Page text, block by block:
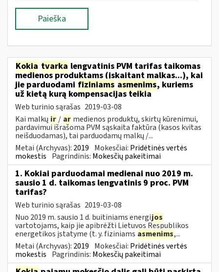
Paieška
Kokia tvarka lengvatinis PVM tarifas taikomas
medienos produktams (įskaitant malkas...), kai
jie parduodami fiziniams asmenims, kuriems
už kietą kurą kompensacijas teikia
Web turinio sąrašas 2019-03-08
Kai malkų ir / ar medienos produktų, skirtų kūrenimui,
pardavimui išrašoma PVM sąskaita faktūra (kasos kvitas
neišduodamas), tai parduodamų malkų /...
Metai (Archyvas): 2019 Mokesčiai: Pridėtinės vertės
mokestis Pagrindinis: Mokesčių pakeitimai
1. Kokiai parduodamai medienai nuo 2019 m.
sausio 1 d. taikomas lengvatinis 9 proc. PVM
tarifas?
Web turinio sąrašas 2019-03-08
Nuo 2019 m. sausio 1 d. buitiniams energijos
vartotojams, kaip jie apibrėžti Lietuvos Respublikos
energetikos įstatyme (t. y. fiziniams asmenims,...
Metai (Archyvas): 2019 Mokesčiai: Pridėtinės vertės
mokestis Pagrindinis: Mokesčių pakeitimai